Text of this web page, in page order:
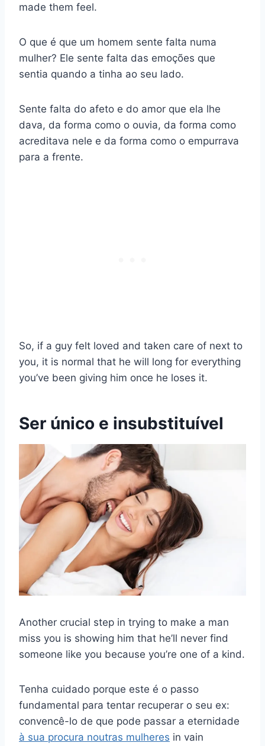
made them feel.
O que é que um homem sente falta numa
mulher? Ele sente falta das emoções que
sentia quando a tinha ao seu lado.
Sente falta do afeto e do amor que ela lhe
dava, da forma como o ouvia, da forma como
acreditava nele e da forma como o empurrava
para a frente.
So, if a guy felt loved and taken care of next to
you, it is normal that he will long for everything
you’ve been giving him once he loses it.
Ser único e insubstituível
Another crucial step in trying to make a man
miss you is showing him that he’ll never find
someone like you because you’re one of a kind.
Tenha cuidado porque este é o passo
fundamental para tentar recuperar o seu ex:
convencê-lo de que pode passar a eternidade
à sua procura noutras mulheres in vain